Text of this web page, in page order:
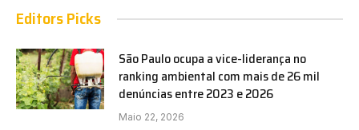
Editors Picks
São Paulo ocupa a vice-liderança no
ranking ambiental com mais de 26 mil
denúncias entre 2023 e 2026
Maio 22, 2026